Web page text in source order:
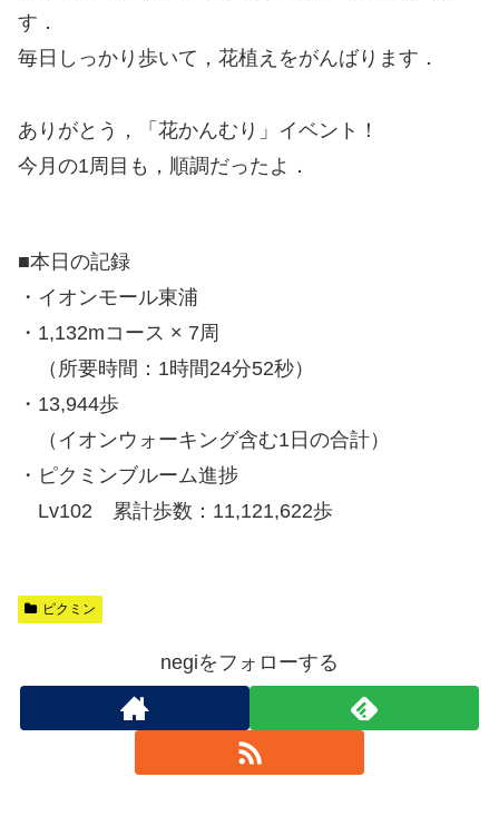
す．
毎日しっかり歩いて，花植えをがんばります．
ありがとう，「花かんむり」イベント！
今月の1周目も，順調だったよ．
■本日の記録
・イオンモール東浦
・1,132mコース × 7周
（所要時間：1時間24分52秒）
・13,944歩
（イオンウォーキング含む1日の合計）
・ピクミンブルーム進捗
Lv102 累計歩数：11,121,622歩
ピクミン
negiをフォローする